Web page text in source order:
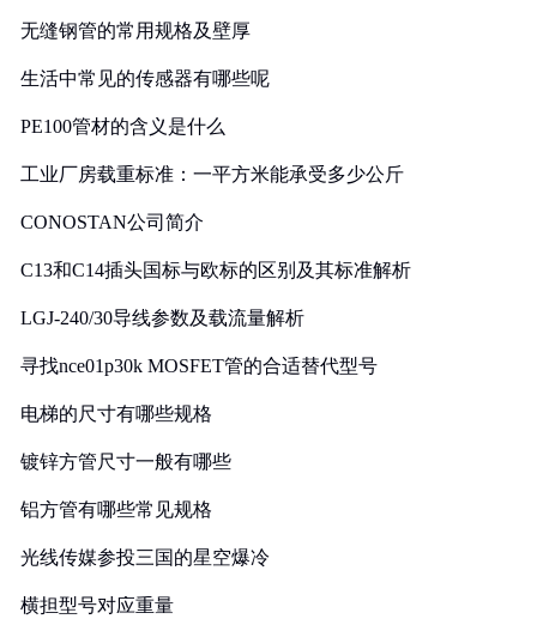
无缝钢管的常用规格及壁厚
生活中常见的传感器有哪些呢
PE100管材的含义是什么
工业厂房载重标准：一平方米能承受多少公斤
CONOSTAN公司简介
C13和C14插头国标与欧标的区别及其标准解析
LGJ-240/30导线参数及载流量解析
寻找nce01p30k MOSFET管的合适替代型号
电梯的尺寸有哪些规格
镀锌方管尺寸一般有哪些
铝方管有哪些常见规格
光线传媒参投三国的星空爆冷
横担型号对应重量